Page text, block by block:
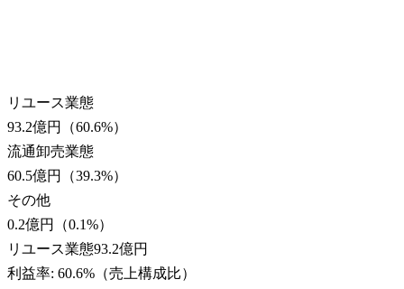
リユース業態
93.2億円
（60.6%）
流通卸売業態
60.5億円
（39.3%）
その他
0.2億円
（0.1%）
リユース業態93.2億円
利益率: 60.6%（売上構成比）